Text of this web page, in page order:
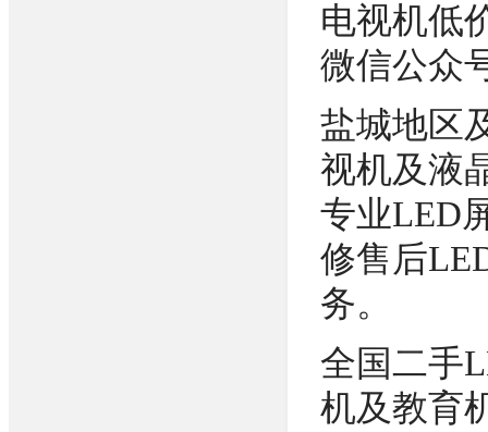
电视机低
微信公众
盐城地区
视机及液
专业LED
修售后
务。
全国二手
机及教育